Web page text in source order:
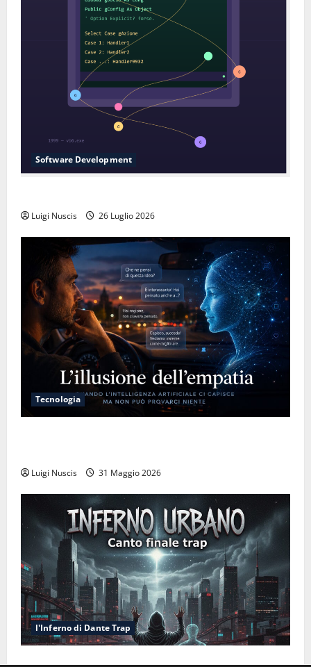
Software Development
Luigi Nuscis 26 Luglio 2026
Tecnologia
Luigi Nuscis 31 Maggio 2026
l'Inferno di Dante Trap